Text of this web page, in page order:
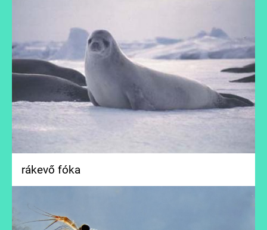
rákevő fóka